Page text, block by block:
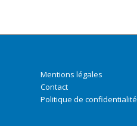
Mentions légales
Contact
Politique de confidentialité